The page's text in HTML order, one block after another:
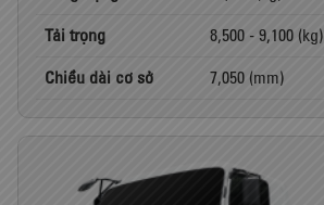
Tải trọng
8,500 - 9,100 (kg)
Chiều dài cơ sở
7,050 (mm)